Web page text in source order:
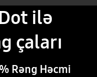
ilə
çaları
Rəng Həcmi